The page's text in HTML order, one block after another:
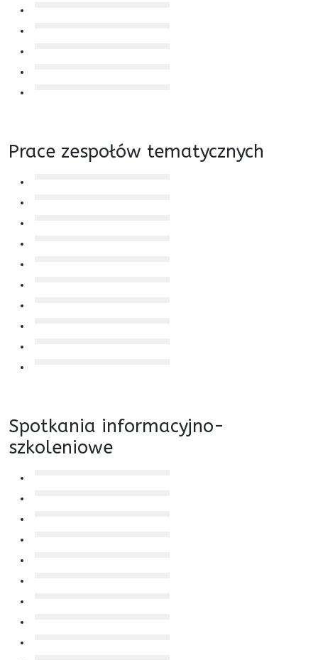
Prace zespołów tematycznych
Spotkania informacyjno-
szkoleniowe